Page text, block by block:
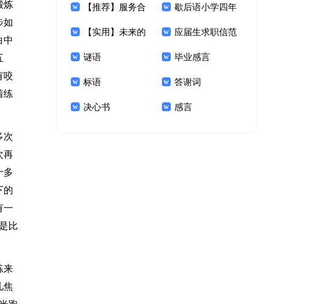
炼
如
中
咬
练
次
再
多
的
一
比
来
焦
板锦集五篇 结
【推荐】服务合
同范文汇总9篇
歇后语小学四年
级下册
【实用】未来的
想象作文9篇
应届生求职信范
文(集锦15篇)
谜语 毕业感言
标语 答谢词
决心书 感言